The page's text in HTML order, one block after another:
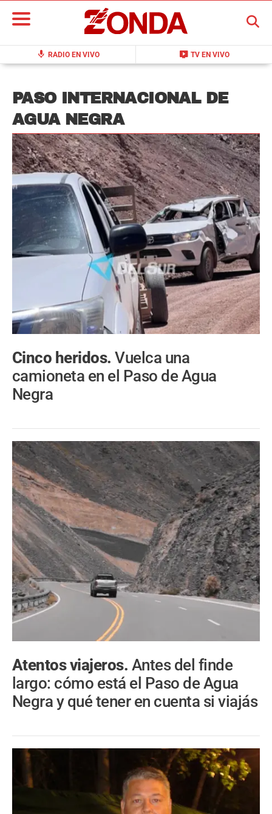
mic RADIO EN VIVO live_tv TV EN VIVO
BUSCAR
PASO INTERNACIONAL DE
AGUA NEGRA
Cinco heridos.Vuelca una
camioneta en el Paso de Agua
Negra
Atentos viajeros. Antes del finde
largo: cómo está el Paso de Agua
Negra y qué tener en cuenta si viajás